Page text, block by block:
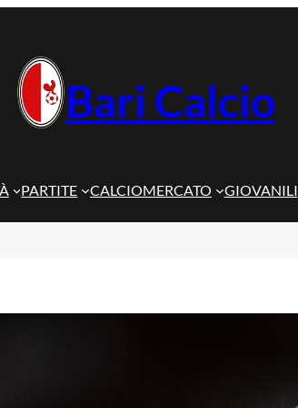
Bari Calcio
PARTITE CALCIOMERCATO GIOVANILI